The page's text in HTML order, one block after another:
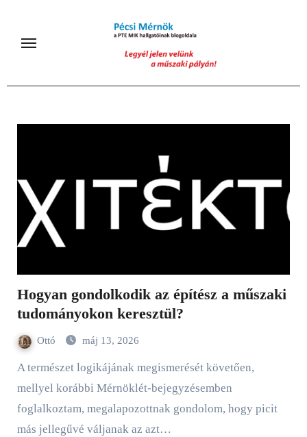
content
Hogyan gondolkodik az építész a műszaki
tudományokon keresztül?
Ottó máj 13, 2026
A természet logikájának megismerését követően,
mellyel korábbi Mérnöklét-bejegyzésemben
foglalkoztam, megalapozottnak gondolom, hogy picit
más jellegűvé váljanak az azt…